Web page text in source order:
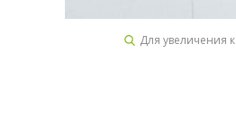
Для увеличения